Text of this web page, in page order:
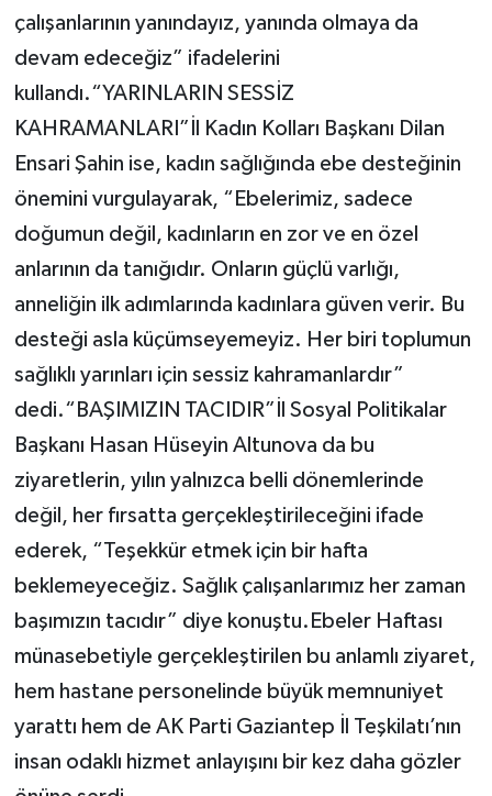
çalışanlarının yanındayız, yanında olmaya da
devam edeceğiz” ifadelerini
kullandı.“YARINLARIN SESSİZ
KAHRAMANLARI”İl Kadın Kolları Başkanı Dilan
Ensari Şahin ise, kadın sağlığında ebe desteğinin
önemini vurgulayarak, “Ebelerimiz, sadece
doğumun değil, kadınların en zor ve en özel
anlarının da tanığıdır. Onların güçlü varlığı,
anneliğin ilk adımlarında kadınlara güven verir. Bu
desteği asla küçümseyemeyiz. Her biri toplumun
sağlıklı yarınları için sessiz kahramanlardır”
dedi.“BAŞIMIZIN TACIDIR”İl Sosyal Politikalar
Başkanı Hasan Hüseyin Altunova da bu
ziyaretlerin, yılın yalnızca belli dönemlerinde
değil, her fırsatta gerçekleştirileceğini ifade
ederek, “Teşekkür etmek için bir hafta
beklemeyeceğiz. Sağlık çalışanlarımız her zaman
başımızın tacıdır” diye konuştu.Ebeler Haftası
münasebetiyle gerçekleştirilen bu anlamlı ziyaret,
hem hastane personelinde büyük memnuniyet
yarattı hem de AK Parti Gaziantep İl Teşkilatı’nın
insan odaklı hizmet anlayışını bir kez daha gözler